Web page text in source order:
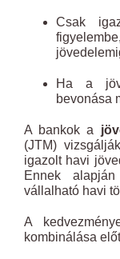
Csak
Ha a
bevonása
A bankok a
(JTM)
igazolt havi
Ennek
vállalható havi
A
kombinálása